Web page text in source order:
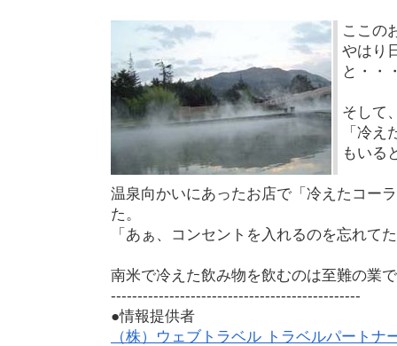
ここの
やはり
と・・
そして
「冷
もいる
温泉向かいにあったお店で「冷えたコー
た。
「あぁ、コンセントを入れるのを忘れて
南米で冷えた飲み物を飲むのは至難の業
-----------------------------------------------
●情報提供者
（株）ウェブトラベル トラベルパート